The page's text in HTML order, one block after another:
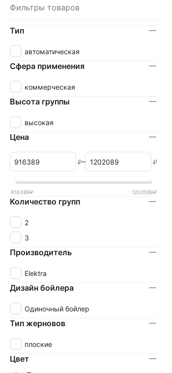
Фильтры товаров
Тип
автоматическая
Сфера применения
коммерческая
Высота группы
высокая
Цена
₽– ₽
916389₽ 1202089₽
Количество групп
2
3
Производитель
Elektra
Дизайн бойлера
Одиночный бойлер
Тип жерновов
плоские
Цвет